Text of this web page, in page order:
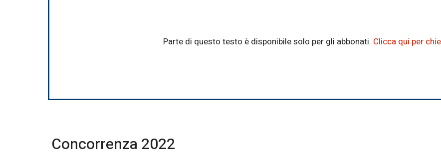
Parte di questo testo è disponibile solo per gli abbonati. Clicca qui per
Concorrenza 2022